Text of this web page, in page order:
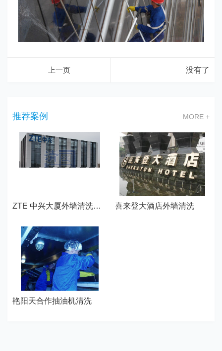
上一页 没有了
推荐案例 MORE +
ZTE 中兴大厦外墙清洗—武汉江城清洗 喜来登大酒店外墙清洗
艳阳天合作抽油机清洗